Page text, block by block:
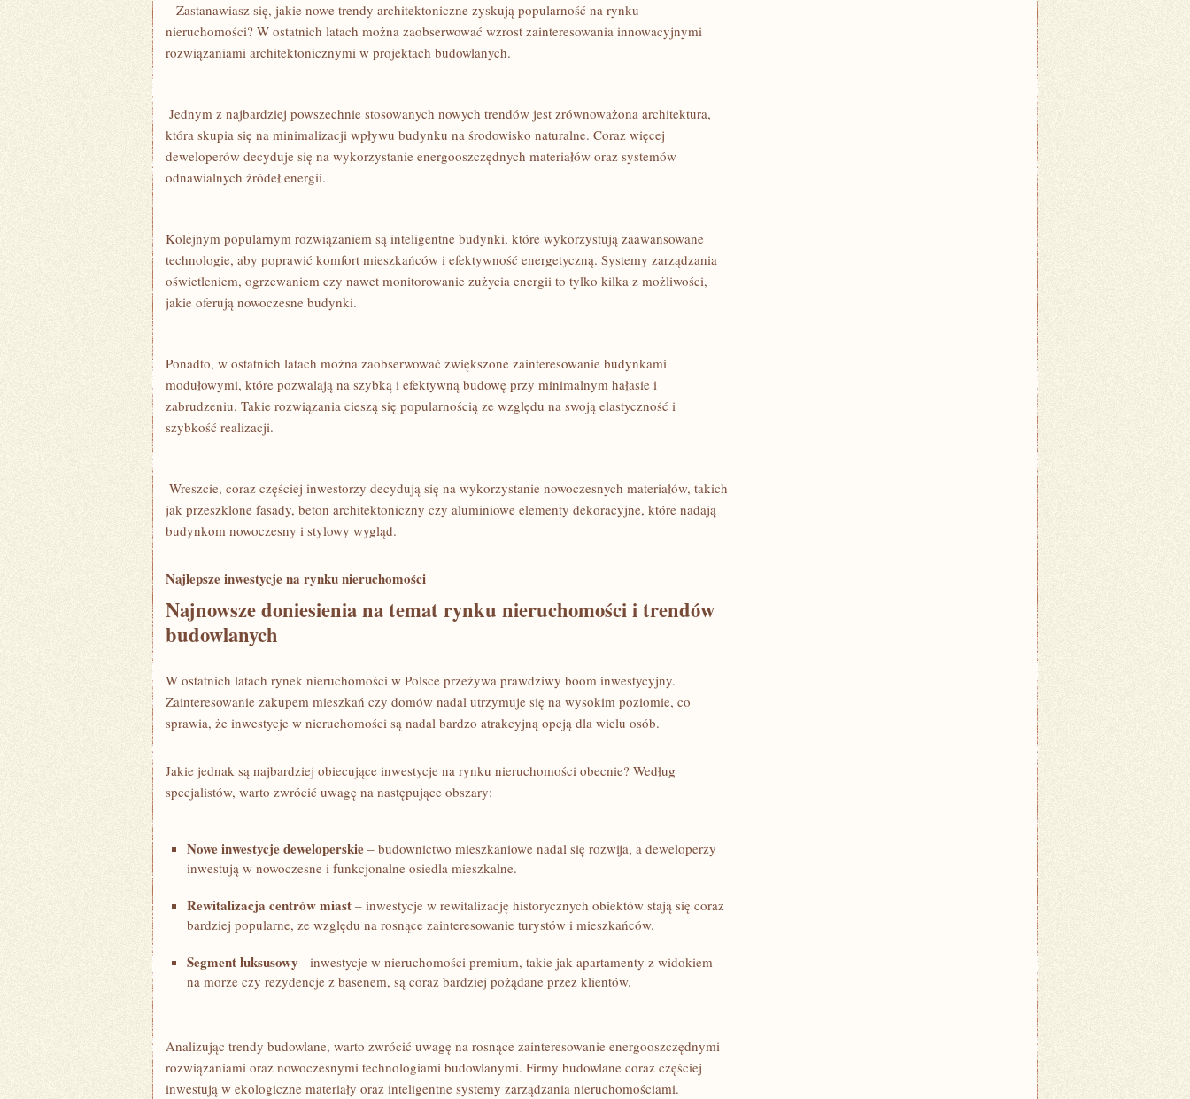
‍ ‌ ​ Zastanawiasz się, jakie⁣ nowe trendy ​architektoniczne zyskują popularność na rynku
nieruchomości? W ostatnich latach można ⁤zaobserwować wzrost zainteresowania innowacyjnymi
rozwiązaniami architektonicznymi w projektach budowlanych.
⁢ Jednym z najbardziej powszechnie stosowanych nowych trendów jest zrównoważona architektura,
która skupia się na minimalizacji‍ wpływu budynku na środowisko ⁤naturalne. Coraz więcej⁢
deweloperów decyduje się na‍ wykorzystanie energooszczędnych materiałów oraz‌ systemów
odnawialnych źródeł energii.
Kolejnym popularnym‌ rozwiązaniem są inteligentne budynki, ⁣które wykorzystują zaawansowane
technologie, aby poprawić komfort mieszkańców i efektywność energetyczną. Systemy zarządzania
oświetleniem, ogrzewaniem czy nawet‌ monitorowanie ⁤zużycia energii to tylko kilka z możliwości,
jakie oferują nowoczesne ⁣budynki.
Ponadto, w⁢ ostatnich latach⁢ można zaobserwować zwiększone zainteresowanie​ budynkami
modułowymi, które pozwalają na szybką i ⁢efektywną ⁢budowę przy minimalnym hałasie i
zabrudzeniu. Takie rozwiązania cieszą się popularnością ze względu na swoją elastyczność i​
szybkość ‍realizacji.
​ ‌Wreszcie, coraz częściej inwestorzy decydują się ‌na ‌wykorzystanie nowoczesnych ⁤materiałów,⁢ takich
jak przeszklone fasady, beton architektoniczny czy aluminiowe elementy dekoracyjne, które nadają
⁢budynkom nowoczesny i stylowy wygląd.
Najlepsze inwestycje na rynku nieruchomości
Najnowsze doniesienia na temat rynku⁢ nieruchomości i trendów
budowlanych
W ostatnich latach⁤ rynek nieruchomości w Polsce przeżywa​ prawdziwy boom inwestycyjny.
Zainteresowanie ‌zakupem mieszkań ⁢czy domów ​nadal ​utrzymuje‌ się na wysokim poziomie, co
sprawia, ‌że inwestycje w nieruchomości są nadal bardzo atrakcyjną ⁢opcją dla wielu osób.
Jakie jednak są ⁤najbardziej obiecujące inwestycje na rynku nieruchomości obecnie? Według
specjalistów, warto zwrócić uwagę na następujące‌ obszary:
Nowe inwestycje deweloperskie – budownictwo mieszkaniowe nadal się rozwija, a deweloperzy
inwestują w‍ nowoczesne i funkcjonalne osiedla‍ mieszkalne.
Rewitalizacja centrów ​miast – inwestycje w rewitalizację historycznych obiektów stają się coraz
bardziej popularne, ze ⁣względu na rosnące zainteresowanie turystów i mieszkańców.
Segment luksusowy ⁤- inwestycje w nieruchomości premium, takie‍ jak‌ apartamenty ​z widokiem
na morze ‍czy rezydencje z basenem, są coraz bardziej pożądane przez klientów.
Analizując ⁤trendy budowlane, warto zwrócić uwagę‍ na rosnące zainteresowanie energooszczędnymi
rozwiązaniami⁤ oraz nowoczesnymi technologiami budowlanymi. ⁢Firmy budowlane coraz częściej
⁢inwestują ‌w ekologiczne materiały oraz inteligentne systemy zarządzania nieruchomościami.